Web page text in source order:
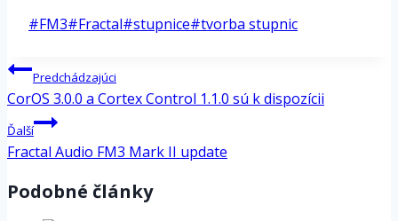
Post
#FM3#Fractal#stupnice#tvorba stupnic
Navigácia
v
článku
Predchádzajúci
CorOS 3.0.0 a Cortex Control 1.1.0 sú k dispozícii
Ďalší
Fractal Audio FM3 Mark II update
Podobné články